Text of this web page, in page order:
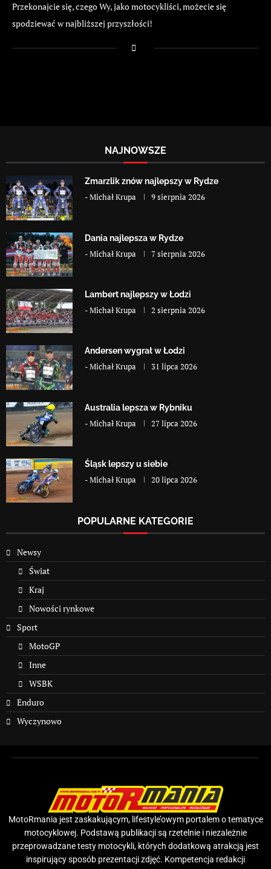
Przekonajcie się, czego Wy, jako motocykliści, możecie się
spodziewać w najbliższej przyszłości!
NAJNOWSZE
Zmarzlik znów najlepszy w Rydze
-Michał Krupa 9 sierpnia 2026
Dania najlepsza w Rydze
-Michał Krupa 7 sierpnia 2026
Lambert najlepszy w Łodzi
-Michał Krupa 2 sierpnia 2026
Andersen wygrał w Łodzi
-Michał Krupa 31 lipca 2026
Australia lepsza w Rybniku
-Michał Krupa 27 lipca 2026
Śląsk lepszy u siebie
-Michał Krupa 20 lipca 2026
POPULARNE KATEGORIE
Newsy
Świat
Kraj
Nowości rynkowe
Sport
MotoGP
Inne
WSBK
Enduro
Wyczynowo
MotoRmania jest zaskakującym, lifestyle’owym portalem o tematyce
motocyklowej. Podstawą publikacji są rzetelnie i niezależnie
przeprowadzane testy motocykli, których dodatkową atrakcją jest
inspirujący sposób prezentacji zdjęć. Kompetencja redakcji